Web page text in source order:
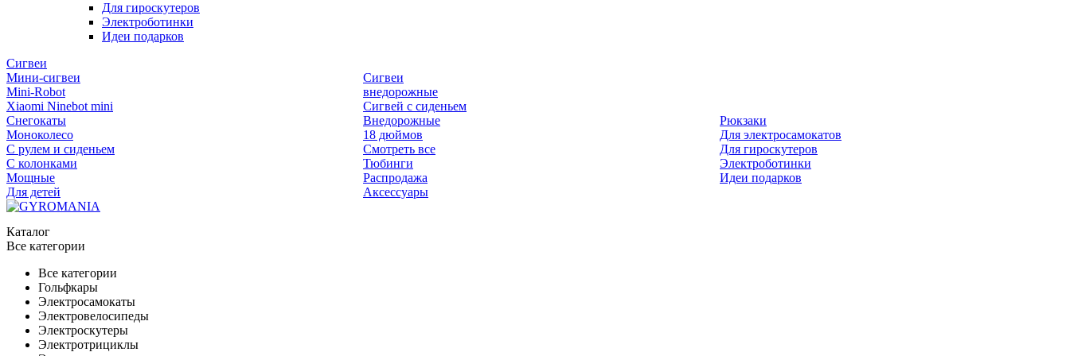
Для гироскутеров
Электроботинки
Идеи подарков
Сигвеи
Мини-сигвеи
Mini-Robot
Xiaomi Ninebot mini
Сигвеи
внедорожные
Сигвей с сиденьем
Снегокаты
Моноколесо
С рулем и сиденьем
С колонками
Мощные
Для детей
Внедорожные
18 дюймов
Смотреть все
Тюбинги
Распродажа
Аксессуары
Рюкзаки
Для электросамокатов
Для гироскутеров
Электроботинки
Идеи подарков
Каталог
Все категории
Все категории
Гольфкары
Электросамокаты
Электровелосипеды
Электроскутеры
Электротрициклы